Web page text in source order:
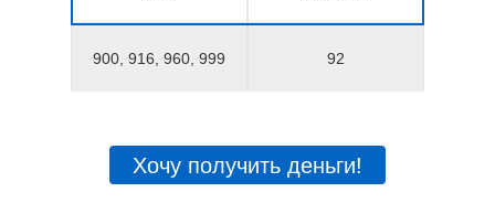
900, 916, 960, 999 92
Хочу получить деньги!